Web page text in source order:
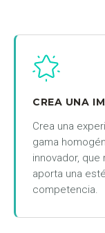
CREA UNA
Crea una
gama
innovador,
aporta una
competencia.